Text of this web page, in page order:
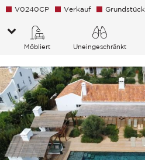
V0240CP Verkauf Grundstück
Möbliert
Uneingeschränkt